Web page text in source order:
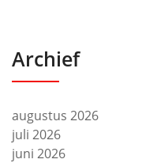
Archief
augustus 2026
juli 2026
juni 2026